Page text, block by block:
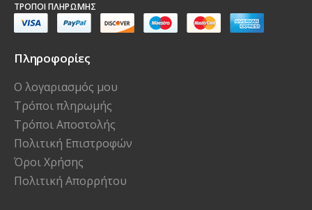
ΤΡΌΠΟΙ ΠΛΗΡΩΜΉΣ
Πληροφορίες
Ο λογαριασμός μου
Τρόποι πληρωμής
Τρόποι Αποστολής
Πολιτική Επιστροφών
Όροι Χρήσης
Πολιτική Απορρήτου